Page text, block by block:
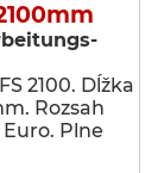
2100. Dĺžka
Rozsah
Plne